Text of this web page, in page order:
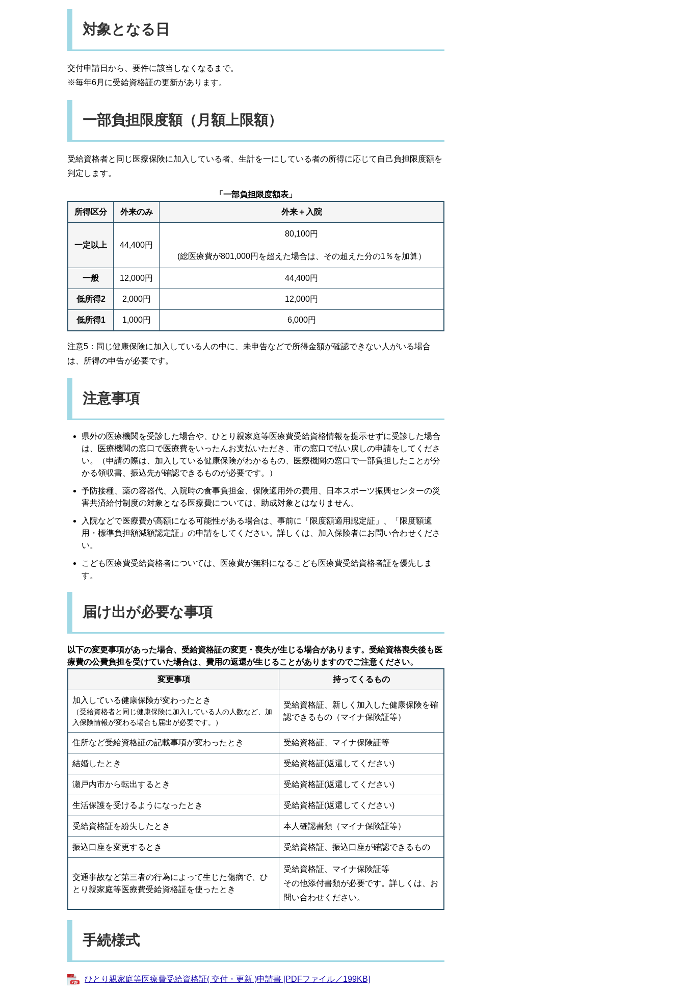
対象となる日
交付申請日から、要件に該当しなくなるまで。
※毎年6月に受給資格証の更新があります。
一部負担限度額（月額上限額）
受給資格者と同じ医療保険に加入している者、生計を一にしている者の所得に応じて自己負担限度額を
判定します。
「一部負担限度額表」
所得区分
外来のみ 外来＋入院
一定以上 44,400円
80,100円
(総医療費が801,000円を超えた場合は、その超えた分の1％を加算）
一般 12,000円 44,400円
低所得2 2,000円 12,000円
低所得1 1,000円 6,000円
注意5：同じ健康保険に加入している人の中に、未申告などで所得金額が確認できない人がいる場合
は、所得の申告が必要です。
注意事項
県外の医療機関を受診した場合や、ひとり親家庭等医療費受給資格情報を提示せずに受診した場合
は、医療機関の窓口で医療費をいったんお支払いただき、市の窓口で払い戻しの申請をしてくださ
い。（申請の際は、加入している健康保険がわかるもの、医療機関の窓口で一部負担したことが分
かる領収書、振込先が確認できるものが必要です。）
予防接種、薬の容器代、入院時の食事負担金、保険適用外の費用、日本スポーツ振興センターの災
害共済給付制度の対象となる医療費については、助成対象とはなりません。
入院などで医療費が高額になる可能性がある場合は、事前に「限度額適用認定証」、「限度額適
用・標準負担額減額認定証」の申請をしてください。詳しくは、加入保険者にお問い合わせくださ
い。
こども医療費受給資格者については、医療費が無料になるこども医療費受給資格者証を優先しま
す。
届け出が必要な事項
以下の変更事項があった場合、受給資格証の変更・喪失が生じる場合があります。受給資格喪失後も医
療費の公費負担を受けていた場合は、費用の返還が生じることがありますのでご注意ください。
変更事項
持ってくるもの
加入している健康保険が変わったとき
（受給資格者と同じ健康保険に加入している人の人数など、加
入保険情報が変わる場合も届出が必要です。）
受給資格証、新しく加入した健康保険を確
認できるもの（マイナ保険証等）
住所など受給資格証の記載事項が変わったとき 受給資格証、マイナ保険証等
結婚したとき 受給資格証(返還してください)
瀬戸内市から転出するとき 受給資格証(返還してください)
生活保護を受けるようになったとき 受給資格証(返還してください)
受給資格証を紛失したとき 本人確認書類（マイナ保険証等）
振込口座を変更するとき 受給資格証、振込口座が確認できるもの
交通事故など第三者の行為によって生じた傷病で、ひ
とり親家庭等医療費受給資格証を使ったとき
受給資格証、マイナ保険証等
その他添付書類が必要です。詳しくは、お
問い合わせください。
手続様式
ひとり親家庭等医療費受給資格証( 交付・更新 )申請書 [PDFファイル／199KB]